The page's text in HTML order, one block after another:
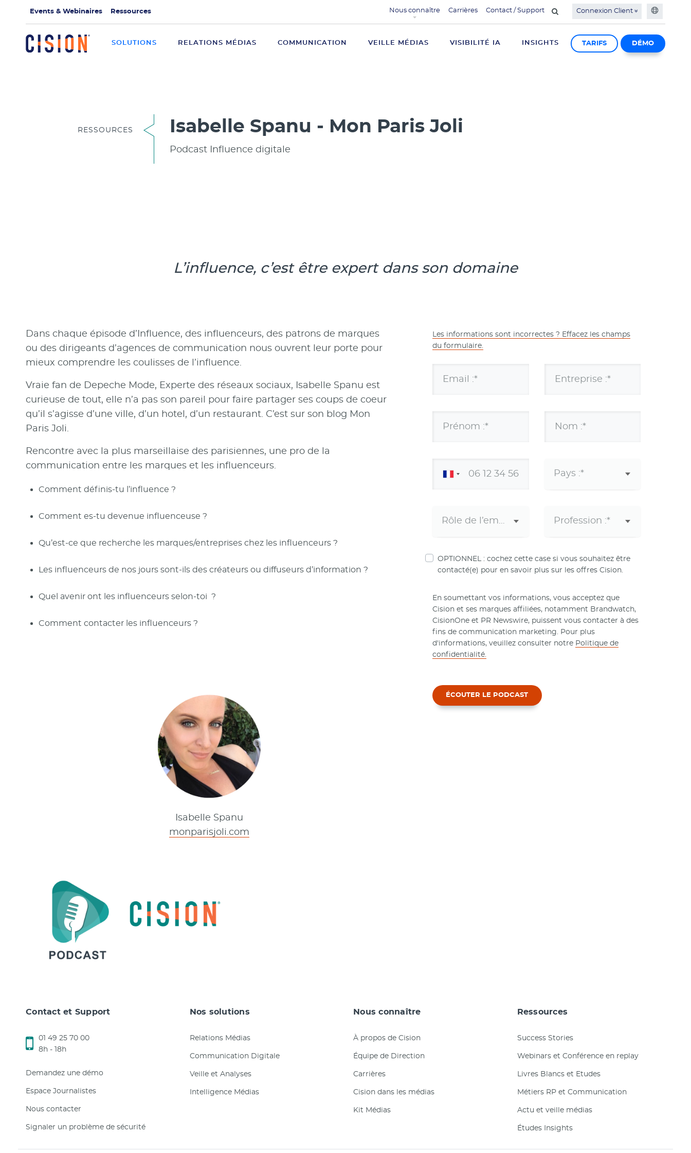
Events & Webinaires Ressources Nous connaître Carrières Contact / Support Connexion Client
SOLUTIONS RELATIONS MÉDIAS COMMUNICATION VEILLE MÉDIAS VISIBILITÉ IA INSIGHTS TARIFS DÉMO
RESSOURCES Isabelle Spanu - Mon Paris Joli
Podcast Influence digitale
L’influence, c’est être expert dans son domaine
Dans chaque épisode d’Influence, des influenceurs, des patrons de marques
ou des dirigeants d’agences de communication nous ouvrent leur porte pour
mieux comprendre les coulisses de l’influence.
Vraie fan de Depeche Mode, Experte des réseaux sociaux, Isabelle Spanu est
curieuse de tout, elle n’a pas son pareil pour faire partager ses coups de coeur
qu’il s’agisse d’une ville, d’un hotel, d’un restaurant. C’est sur son blog Mon
Paris Joli.
Rencontre avec la plus marseillaise des parisiennes, une pro de la
communication entre les marques et les influenceurs.
Comment définis-tu l’influence ?
Comment es-tu devenue influenceuse ?
Qu’est-ce que recherche les marques/entreprises chez les influenceurs ?
Les influenceurs de nos jours sont-ils des créateurs ou diffuseurs d’information ?
Quel avenir ont les influenceurs selon-toi ?
Comment contacter les influenceurs ?
Isabelle Spanu
monparisjoli.com
Les informations sont incorrectes ? Effacez les champs
du formulaire.
Email :* Entreprise :*
Prénom :* Nom :*
OPTIONNEL : cochez cette case si vous souhaitez être
contacté(e) pour en savoir plus sur les offres Cision.
En soumettant vos informations, vous acceptez que
Cision et ses marques affiliées, notamment Brandwatch,
CisionOne et PR Newswire, puissent vous contacter à des
fins de communication marketing. Pour plus
d'informations, veuillez consulter notre Politique de
confidentialité.
ÉCOUTER LE PODCAST
Contact et Support
01 49 25 70 00
8h - 18h
Demandez une démo
Espace Journalistes
Nous contacter
Signaler un problème de sécurité
Nos solutions
Relations Médias
Communication Digitale
Veille et Analyses
Intelligence Médias
Nous connaître
À propos de Cision
Équipe de Direction
Carrières
Cision dans les médias
Kit Médias
Ressources
Success Stories
Webinars et Conférence en replay
Livres Blancs et Etudes
Métiers RP et Communication
Actu et veille médias
Études Insights